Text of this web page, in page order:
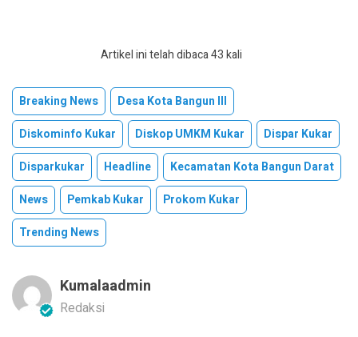
Artikel ini telah dibaca 43 kali
Breaking News
Desa Kota Bangun III
Diskominfo Kukar
Diskop UMKM Kukar
Dispar Kukar
Disparkukar
Headline
Kecamatan Kota Bangun Darat
News
Pemkab Kukar
Prokom Kukar
Trending News
Kumalaadmin
Redaksi